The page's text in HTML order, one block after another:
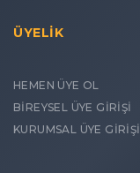
ÜYELİK
HEMEN ÜYE OL
BİREYSEL ÜYE GİRİŞİ
KURUMSAL ÜYE GİRİŞİ